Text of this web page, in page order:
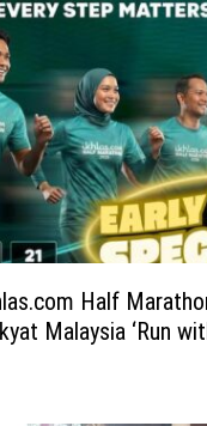
Half
Malaysia ‘Run